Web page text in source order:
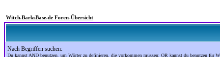
Witch.BarksBase.de Foren-Übersicht
Nach Begriffen suchen:
Du kannst AND benutzen, um Wörter zu definieren, die vorkommen müssen; OR kannst du benutzen für